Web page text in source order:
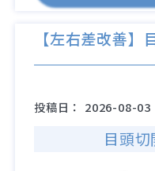
【左右差改善
投稿日： 2026-08-03
目頭